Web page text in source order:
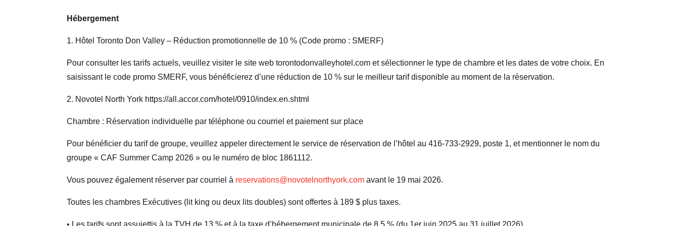
Hébergement
1. Hôtel Toronto Don Valley – Réduction promotionnelle de 10 % (Code promo : SMERF)
Pour consulter les tarifs actuels, veuillez visiter le site web torontodonvalleyhotel.com et sélectionner le type de chambre et les dates de votre choix. En
saisissant le code promo SMERF, vous bénéficierez d’une réduction de 10 % sur le meilleur tarif disponible au moment de la réservation.
2. Novotel North York https://all.accor.com/hotel/0910/index.en.shtml
Chambre : Réservation individuelle par téléphone ou courriel et paiement sur place
Pour bénéficier du tarif de groupe, veuillez appeler directement le service de réservation de l’hôtel au 416-733-2929, poste 1, et mentionner le nom du
groupe « CAF Summer Camp 2026 » ou le numéro de bloc 1861112.
Vous pouvez également réserver par courriel à reservations@novotelnorthyork.com avant le 19 mai 2026.
Toutes les chambres Exécutives (lit king ou deux lits doubles) sont offertes à 189 $ plus taxes.